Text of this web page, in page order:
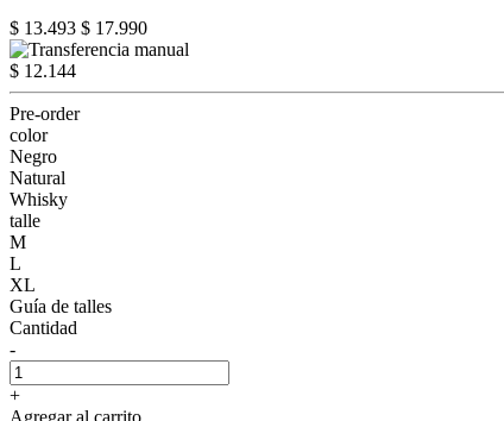
$ 13.493 $ 17.990
$ 12.144
Pre-order
color
Negro
Natural
Whisky
talle
M
L
XL
Guía de talles
Cantidad
-
+
Agregar al carrito